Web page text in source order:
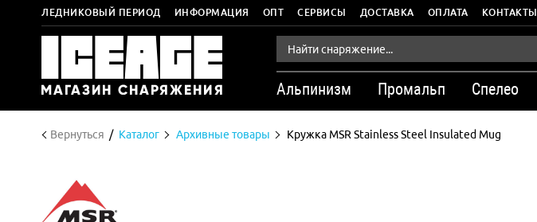
ЛЕДНИКОВЫЙ ПЕРИОД ИНФОРМАЦИЯ ОПТ СЕРВИСЫ ДОСТАВКА ОПЛАТА КОНТАКТЫ
Альпинизм Промальп Спелео
Вернуться Каталог Архивные товары Кружка MSR Stainless Steel Insulated Mug